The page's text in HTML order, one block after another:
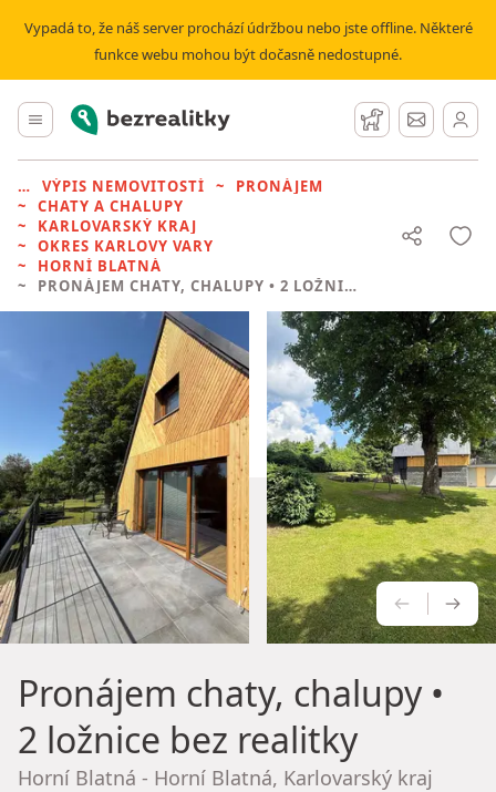
Vypadá to, že náš server prochází údržbou nebo jste offline. Některé
funkce webu mohou být dočasně nedostupné.
Hlavní menu
Bezrealitky Hlídací pes
Zprávy
VÝPIS NEMOVITOSTÍ
PRONÁJEM
CHATY A CHALUPY
KARLOVARSKÝ KRAJ
OKRES KARLOVY VARY
HORNÍ BLATNÁ
PRONÁJEM CHATY, CHALUPY • 2 LOŽNICE BEZ REALITKY
Pronájem chaty, chalupy•
2 ložnice bez realitky
Horní Blatná - Horní Blatná, Karlovarský kraj